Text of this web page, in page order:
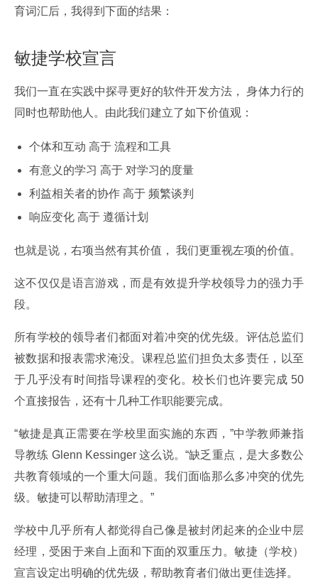
育词汇后，我得到下面的结果：
敏捷学校宣言
我们一直在实践中探寻更好的软件开发方法， 身体力行的
同时也帮助他人。由此我们建立了如下价值观：
个体和互动 高于 流程和工具
有意义的学习 高于 对学习的度量
利益相关者的协作 高于 频繁谈判
响应变化 高于 遵循计划
也就是说，右项当然有其价值， 我们更重视左项的价值。
这不仅仅是语言游戏，而是有效提升学校领导力的强力手
段。
所有学校的领导者们都面对着冲突的优先级。评估总监们
被数据和报表需求淹没。课程总监们担负太多责任，以至
于几乎没有时间指导课程的变化。校长们也许要完成 50
个直接报告，还有十几种工作职能要完成。
“敏捷是真正需要在学校里面实施的东西，”中学教师兼指
导教练 Glenn Kessinger 这么说。“缺乏重点，是大多数公
共教育领域的一个重大问题。我们面临那么多冲突的优先
级。敏捷可以帮助清理之。”
学校中几乎所有人都觉得自己像是被封闭起来的企业中层
经理，受困于来自上面和下面的双重压力。敏捷（学校）
宣言设定出明确的优先级，帮助教育者们做出更佳选择。